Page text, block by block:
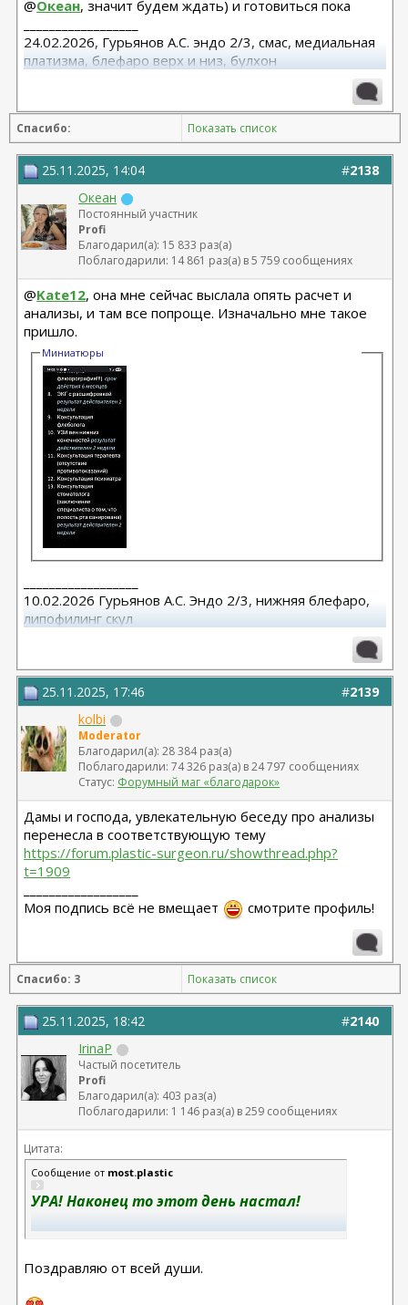
@Океан, значит будем ждать) и готовиться пока
24.02.2026, Гурьянов А.С. эндо 2/3, смас, медиальная
платизма, блефаро верх и низ, булхон
08.2015, allergan 240, 255. Аврамович А.Г., Клиника СЛ
(молодости и красоты)
Спасибо: Показать список
#2138
25.11.2025, 14:04
Океан
Постоянный участник
Profi
Благодарил(а): 15 833 раз(а)
Поблагодарили: 14 861 раз(а) в 5 759 сообщениях
@Kate12, она мне сейчас выслала опять расчет и
анализы, и там все попроще. Изначально мне такое
пришло.
Миниатюры
10.02.2026 Гурьянов А.С. Эндо 2/3, нижняя блефаро,
липофилинг скул
#2139
25.11.2025, 17:46
kolbi
Moderator
Благодарил(а): 28 384 раз(а)
Поблагодарили: 74 326 раз(а) в 24 797 сообщениях
Статус: Форумный маг «благодарок»
Дамы и господа, увлекательную беседу про анализы
перенесла в соответствующую тему
https://forum.plastic-surgeon.ru/showthread.php?
t=1909
Моя подпись всё не вмещает
смотрите профиль!
Спасибо: 3 Показать список
#2140
25.11.2025, 18:42
IrinaP
Частый посетитель
Profi
Благодарил(а): 403 раз(а)
Поблагодарили: 1 146 раз(а) в 259 сообщениях
Цитата:
Сообщение от most.plastic
УРА! Наконец то этот день настал!
бьютификации лица от доктора
Гурьянова Андрея Станиславовича
.
Поздравляю от всей души.